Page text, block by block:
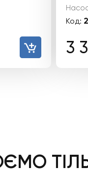
Код:
3